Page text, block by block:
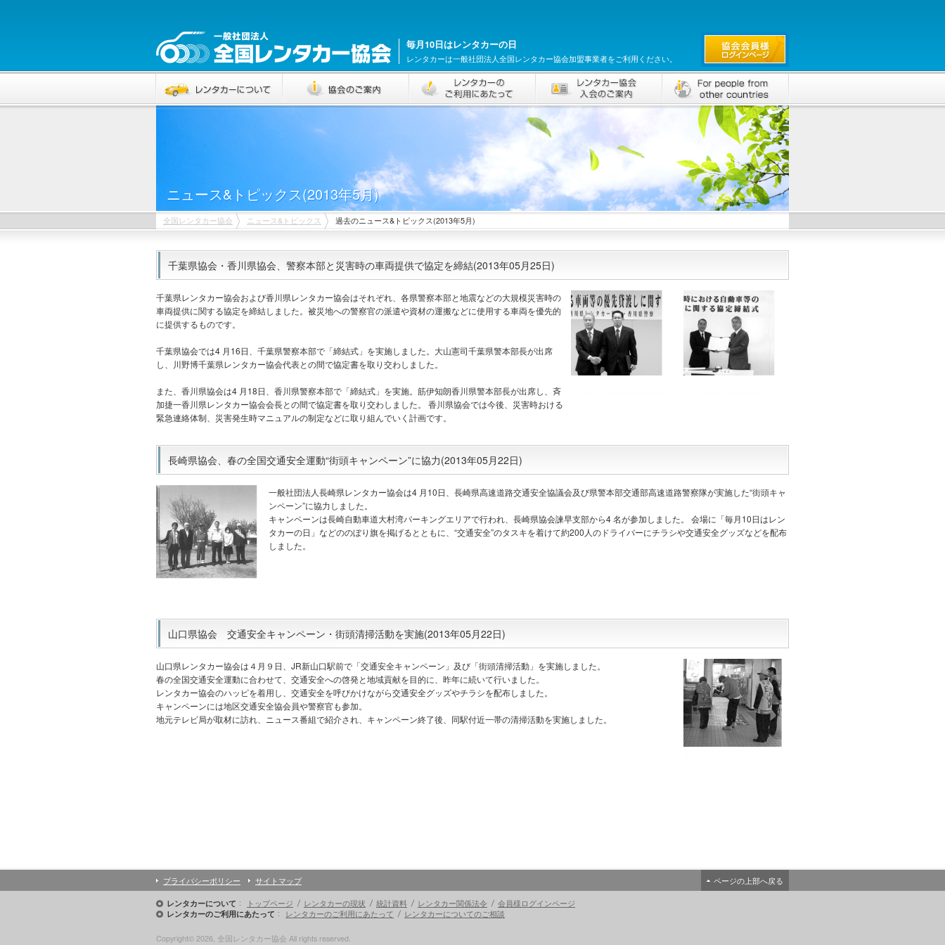
毎月10日はレンタカーの日
レンタカーは一般社団法人全国レンタカー協会加盟事業者をご利用ください。
ニュース&トピックス(2013年5月)
全国レンタカー協会 ニュース&トピックス 過去のニュース&トピックス(2013年5月)
千葉県協会・香川県協会、警察本部と災害時の車両提供で協定を締結(2013年05月25日)
千葉県レンタカー協会および香川県レンタカー協会はそれぞれ、各県警察本部と地震などの大規模災害時の
車両提供に関する協定を締結しました。被災地への警察官の派遣や資材の運搬などに使用する車両を優先的
に提供するものです。
千葉県協会では4 月16日、千葉県警察本部で「締結式」を実施しました。大山憲司千葉県警本部長が出席
し、川野博千葉県レンタカー協会代表との間で協定書を取り交わしました。
また、香川県協会は4 月18日、香川県警察本部で「締結式」を実施。筋伊知朗香川県警本部長が出席し、斉
加捷一香川県レンタカー協会会長との間で協定書を取り交わしました。
香川県協会では今後、災害時おける
緊急連絡体制、災害発生時マニュアルの制定などに取り組んでいく計画です。
長崎県協会、春の全国交通安全運動“街頭キャンペーン”に協力(2013年05月22日)
一般社団法人長崎県レンタカー協会は4 月10日、長崎県高速道路交通安全協議会及び県警本部交通部高速道路警察隊が実施した“街頭キャ
ンペーン”に協力しました。
キャンペーンは長崎自動車道大村湾パーキングエリアで行われ、長崎県協会諫早支部から4 名が参加しました。
会場に「毎月10日はレン
タカーの日」などののぼり旗を掲げるとともに、“交通安全”のタスキを着けて約200人のドライバーにチラシや交通安全グッズなどを配布
しました。
山口県協会 交通安全キャンペーン・街頭清掃活動を実施(2013年05月22日)
山口県レンタカー協会は４月９日、JR新山口駅前で「交通安全キャンペーン」及び「街頭清掃活動」を実施しました。
春の全国交通安全運動に合わせて、交通安全への啓発と地域貢献を目的に、昨年に続いて行いました。
レンタカー協会のハッピを着用し、交通安全を呼びかけながら交通安全グッズやチラシを配布しました。
キャンペーンには地区交通安全協会員や警察官も参加。
地元テレビ局が取材に訪れ、ニュース番組で紹介され、キャンペーン終了後、同駅付近一帯の清掃活動を実施しました。
ページの上部へ戻る
プライバシーポリシー サイトマップ
レンタカーについて トップページ レンタカーの現状 統計資料 レンタカー関係法令 会員様ログインページ
レンタカーのご利用にあたって レンタカーのご利用にあたって レンタカーについてのご相談
Copyright© 2026, 全国レンタカー協会 All rights reserved.